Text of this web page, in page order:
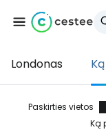
Londonas
Paskirties vietos
Ką